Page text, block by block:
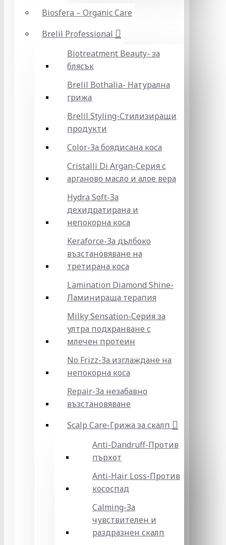
Biosfera – Organic Care
Brelil Professional
Biotreatment Beauty- за
блясък
Brelil Bothalia- Натурална
грижа
Brelil Styling-Стилизиращи
продукти
Color-За боядисана коса
Cristalli Di Argan-Серия с
арганово масло и алое вера
Hydra Soft-За
дехидратирана и
непокорна коса
Keraforce-За дълбоко
възстановяване на
третирана коса
Lamination Diamond Shine-
Ламинираща терапия
Milky Sensation-Серия за
ултра подхранване с
млечен протеин
No Frizz-За изглаждане на
непокорна коса
Repair-За незабавно
възстановяване
Scalp Care-Грижа за скалп
Anti-Dandruff-Против
пърхот
Anti-Hair Loss-Против
кососпад
Calming-За
чувствителен и
раздразнен скалп